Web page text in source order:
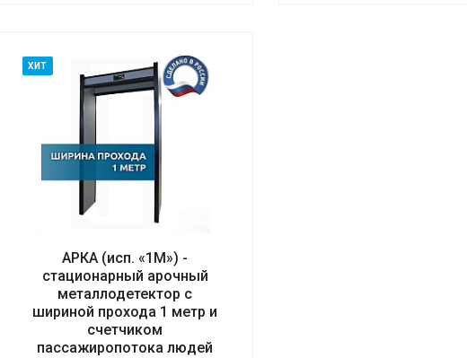
ХИТ
АРКА (исп. «1М») -
стационарный арочный
металлодетектор с
шириной прохода 1 метр и
счетчиком
пассажиропотока людей